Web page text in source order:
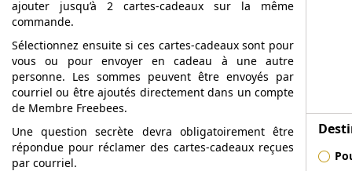
ajouter jusqu’à 2 cartes-cadeaux sur la même
commande.
Sélectionnez ensuite si ces cartes-cadeaux sont pour
vous ou pour envoyer en cadeau à une autre
personne. Les sommes peuvent être envoyés par
courriel ou être ajoutés directement dans un compte
de Membre Freebees.
Une question secrète devra obligatoirement être
répondue pour réclamer des cartes-cadeaux reçues
par courriel.